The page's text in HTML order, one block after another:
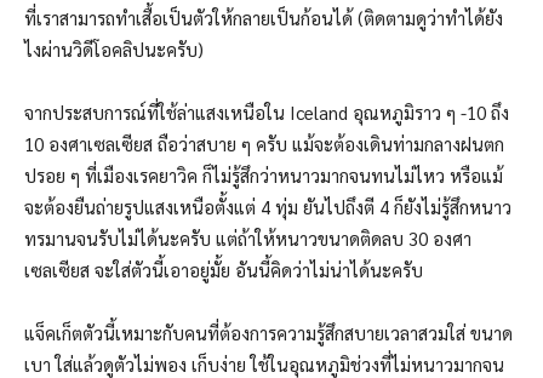
ที่เราสามารถทำเสื้อเป็นตัวให้กลายเป็นก้อนได้ (ติดตามดูว่าทำได้ยัง
ไงผ่านวิดีโอคลิปนะครับ)
จากประสบการณ์ที่ใช้ล่าแสงเหนือใน Iceland อุณหภูมิราว ๆ -10 ถึง
10 องศาเซลเซียส ถือว่าสบาย ๆ ครับ แม้จะต้องเดินท่ามกลางฝนตก
ปรอย ๆ ที่เมืองเรคยาวิค ก็ไม่รู้สึกว่าหนาวมากจนทนไม่ไหว หรือแม้
จะต้องยืนถ่ายรูปแสงเหนือตั้งแต่ 4 ทุ่ม ยันไปถึงตี 4 ก็ยังไม่รู้สึกหนาว
ทรมานจนรับไม่ได้นะครับ แต่ถ้าให้หนาวขนาดติดลบ 30 องศา
เซลเซียส จะใส่ตัวนี้เอาอยู่มั้ย อันนี้คิดว่าไม่น่าได้นะครับ
แจ็คเก็ตตัวนี้เหมาะกับคนที่ต้องการความรู้สึกสบายเวลาสวมใส่ ขนาด
เบา ใส่แล้วดูตัวไม่พอง เก็บง่าย ใช้ในอุณหภูมิช่วงที่ไม่หนาวมากจน